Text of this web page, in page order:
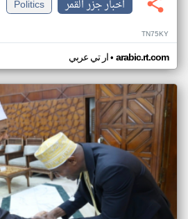
اخبار جزر القمر
Politics
TN75KY
ار تي عربي• arabic.rt.com